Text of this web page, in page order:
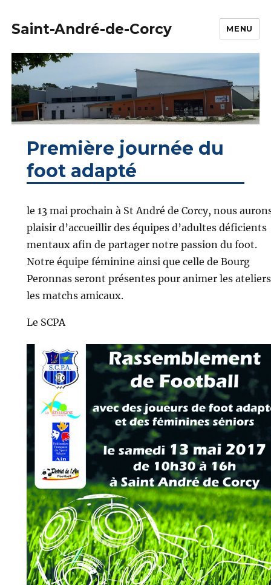
Saint-André-de-Corcy MENU
Première journée du
foot adapté
le 13 mai prochain à St André de Corcy, nous
plaisir d’accueillir des équipes d’adultes déficients
mentaux afin de partager notre passion du foot.
Notre équipe féminine ainsi que celle de Bourg
Peronnas seront présentes pour animer les
les matchs amicaux.
Le SCPA